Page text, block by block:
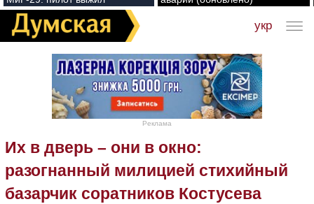
укр
Реклама
Их в дверь – они в окно:
разогнанный милицией стихийный
базарчик соратников Костусева